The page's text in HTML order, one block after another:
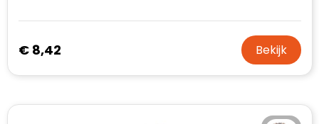
€ 8,42 Bekijk